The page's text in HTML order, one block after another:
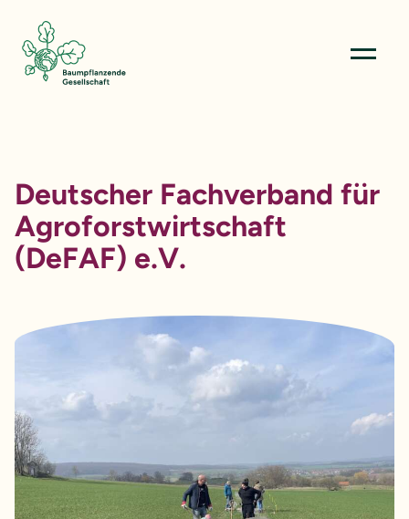
Menü
Deutscher Fachverband für
Agroforstwirtschaft
(DeFAF) e.V.